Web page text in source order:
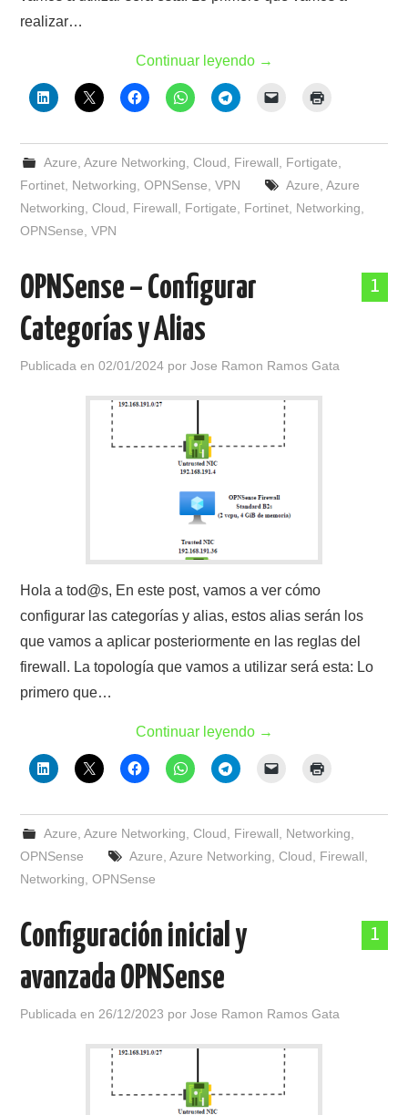
realizar…
Continuar leyendo →
Azure Azure Networking Cloud Firewall Fortigate
Fortinet Networking ,OPNSense ,VPN Azure Azure
Networking ,Cloud Firewall Fortigate Fortinet Networking
OPNSense ,VPN
1
OPNSense – Configurar
Categorías y Alias
Publicada en02/01/2024 porJose Ramon Ramos Gata
Hola a tod@s, En este post, vamos a ver cómo
configurar las categorías y alias, estos alias serán los
que vamos a aplicar posteriormente en las reglas del
firewall. La topología que vamos a utilizar será esta: Lo
primero que…
Continuar leyendo →
Azure Azure Networking Cloud Firewall Networking
OPNSense
Azure Azure Networking Cloud Firewall
Networking ,OPNSense
1
Configuración inicial y
avanzada OPNSense
Publicada en 26/12/2023 porJose Ramon Ramos Gata